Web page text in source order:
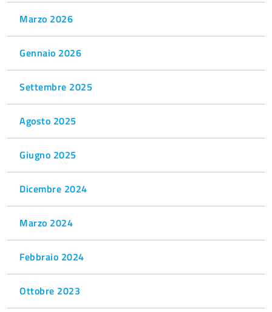
Marzo 2026
Gennaio 2026
Settembre 2025
Agosto 2025
Giugno 2025
Dicembre 2024
Marzo 2024
Febbraio 2024
Ottobre 2023